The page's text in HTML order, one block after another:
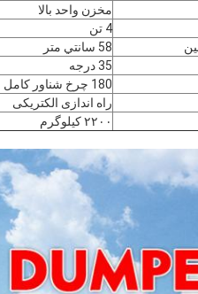
مخزن واحد بالا
4 تن
58 سانتي متر
35 درجه
180 چرخ شناور کامل
راه اندازی الکتریکی
۲۲۰۰ کیلوگرم